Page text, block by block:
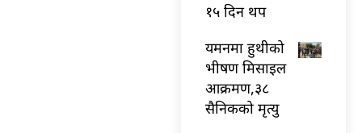
१५ दिन थप
यमनमा हुथीको
भीषण मिसाइल
आक्रमण,३८
सैनिकको मृत्यु